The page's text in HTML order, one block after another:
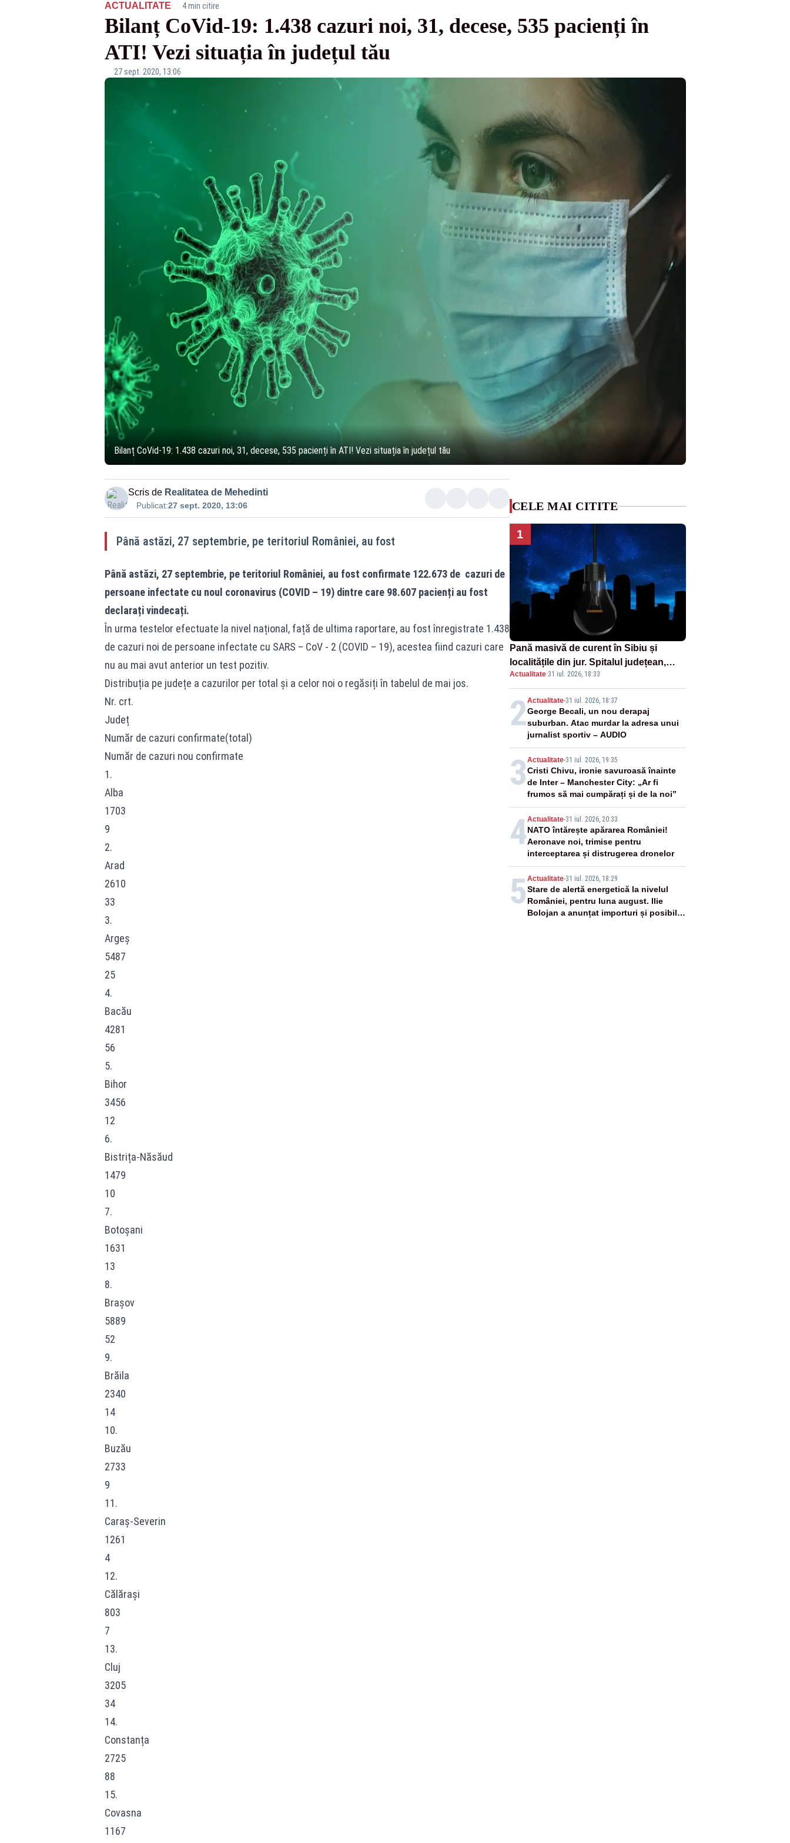
ACTUALITATE· 4 min citire
Bilanț CoVid-19: 1.438 cazuri noi, 31, decese, 535 pacienți în
ATI! Vezi situația în județul tău
27 sept. 2020, 13:06
Bilanț CoVid-19: 1.438 cazuri noi, 31, decese, 535 pacienți în ATI! Vezi situația în județul tău
Scris de Realitatea de Mehedinti
Publicat:27 sept. 2020, 13:06
Până astăzi, 27 septembrie, pe teritoriul României, au fost
Până astăzi, 27 septembrie, pe teritoriul României, au fost confirmate 122.673 de cazuri de
persoane infectate cu noul coronavirus (COVID – 19) dintre care 98.607 pacienți au fost
declarați vindecați.
În urma testelor efectuate la nivel național, față de ultima raportare, au fost înregistrate 1.438
de cazuri noi de persoane infectate cu SARS – CoV - 2 (COVID – 19), acestea fiind cazuri care
nu au mai avut anterior un test pozitiv.
Distribuția pe județe a cazurilor per total și a celor noi o regăsiți în tabelul de mai jos.
Nr. crt.
Județ
Număr de cazuri confirmate(total)
Număr de cazuri nou confirmate
1.
Alba
1703
9
2.
Arad
2610
33
3.
Argeș
5487
25
4.
Bacău
4281
56
5.
Bihor
3456
12
6.
Bistrița-Năsăud
1479
10
7.
Botoșani
1631
13
8.
Brașov
5889
52
9.
Brăila
2340
14
10.
Buzău
2733
9
11.
Caraș-Severin
1261
4
12.
Călărași
803
7
13.
Cluj
3205
34
14.
Constanța
2725
88
15.
Covasna
1167
CELE MAI CITITE
1
Pană masivă de curent în Sibiu și
localitățile din jur. Spitalul județean,
semafoarele, rețelele de telefonie, grav
afectate
Actualitate·31 iul. 2026, 18:33
2Actualitate-31 iul. 2026, 18:37
George Becali, un nou derapaj
suburban. Atac murdar la adresa unui
jurnalist sportiv – AUDIO
3 Actualitate-31 iul. 2026, 19:35
Cristi Chivu, ironie savuroasă înainte
de Inter – Manchester City: „Ar fi
frumos să mai cumpărați și de la noi”
4Actualitate-31 iul. 2026, 20:33
NATO întărește apărarea României!
Aeronave noi, trimise pentru
interceptarea și distrugerea dronelor
5 Actualitate-31 iul. 2026, 18:29
Stare de alertă energetică la nivelul
României, pentru luna august. Ilie
Bolojan a anunțat importuri și posibile